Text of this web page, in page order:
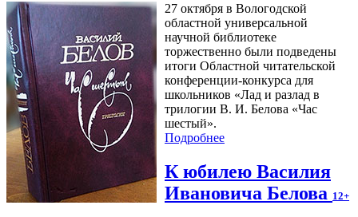
27 октября в Вологодской
областной универсальной
научной библиотеке
торжественно были подведены
итоги Областной читательской
конференции-конкурса для
школьников «Лад и разлад в
трилогии В. И. Белова «Час
шестый».
Подробнее
К юбилею Василия
Ивановича Белова 12+